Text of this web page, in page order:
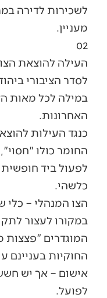
לשכירות לדירה
מעניין.
02
העילה להוצאת
לסדר הציבורי
במילה לכל מאות
האחרונות.
כנגד העילות
החומר כולו
לפעול ביד
כלשהי.
הצו המנהלי –
במקורו לעצור
המוגדרים
החוקיות בעניינם
אישום – אך יש
לפועל.